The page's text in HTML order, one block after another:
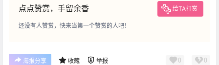
点点赞赏，手留余香 给TA打赏
还没有人赞赏，快来当第一个赞赏的人吧！
海报分享 收藏 举报 0 0